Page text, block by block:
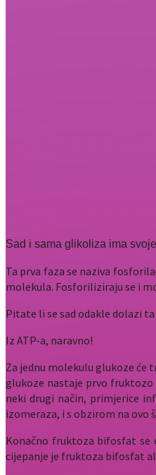
Sad i sama glikoliza ima
Ta prva faza se naziva
molekula. Fosforiliziraju se i
Pitate li se sad odakle dolazi
Iz ATP-a, naravno!
Za jednu molekulu glukoze će
glukoze nastaje prvo
neki drugi način, primjerice
izomeraza, i s obzirom na ovo
Konačno fruktoza bifosfat se
cijepanje je fruktoza bifosfat